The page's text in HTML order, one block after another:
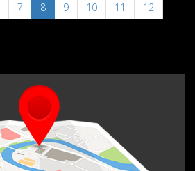
7 8 9 10 11
12